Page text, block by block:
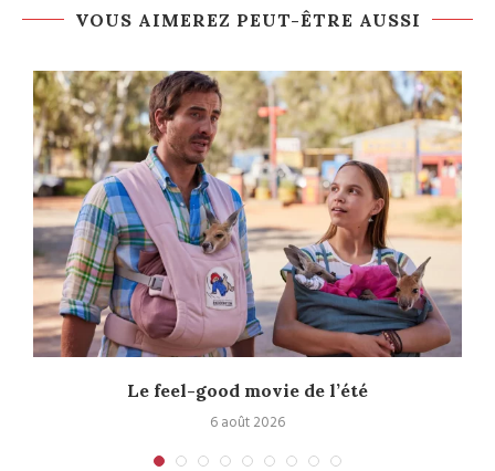
VOUS AIMEREZ PEUT-ÊTRE AUSSI
Le feel-good movie de l’été
6 août 2026